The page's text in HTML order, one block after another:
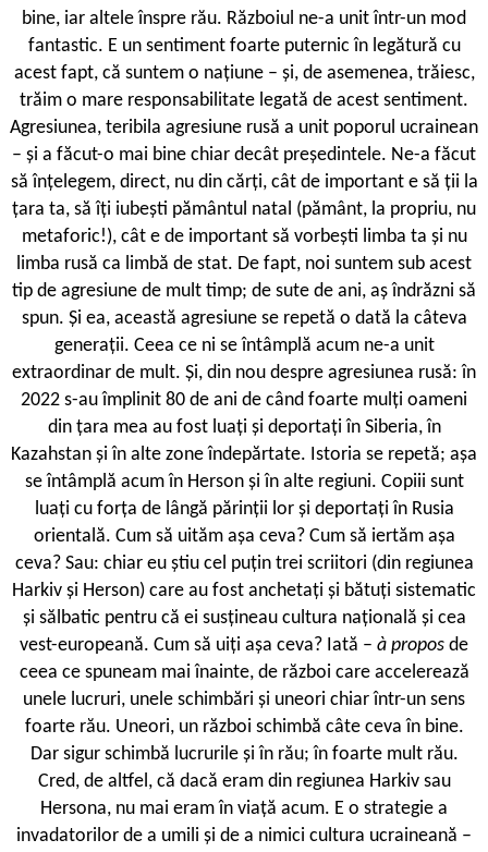
bine, iar altele înspre rău. Războiul ne-a unit într-un mod
fantastic. E un sentiment foarte puternic în legătură cu
acest fapt, că suntem o națiune – și, de asemenea, trăiesc,
trăim o mare responsabilitate legată de acest sentiment.
Agresiunea, teribila agresiune rusă a unit poporul ucrainean
– și a făcut-o mai bine chiar decât președintele. Ne-a făcut
să înțelegem, direct, nu din cărți, cât de important e să ții la
țara ta, să îți iubești pământul natal (pământ, la propriu, nu
metaforic!), cât e de important să vorbești limba ta și nu
limba rusă ca limbă de stat. De fapt, noi suntem sub acest
tip de agresiune de mult timp; de sute de ani, aș îndrăzni să
spun. Și ea, această agresiune se repetă o dată la câteva
generații. Ceea ce ni se întâmplă acum ne-a unit
extraordinar de mult. Și, din nou despre agresiunea rusă: în
2022 s-au împlinit 80 de ani de când foarte mulți oameni
din țara mea au fost luați și deportați în Siberia, în
Kazahstan și în alte zone îndepărtate. Istoria se repetă; așa
se întâmplă acum în Herson și în alte regiuni. Copiii sunt
luați cu forța de lângă părinții lor și deportați în Rusia
orientală. Cum să uităm așa ceva? Cum să iertăm așa
ceva? Sau: chiar eu știu cel puțin trei scriitori (din regiunea
Harkiv și Herson) care au fost anchetați și bătuți sistematic
și sălbatic pentru că ei susțineau cultura națională și cea
vest-europeană. Cum să uiți așa ceva? Iată – à propos de
ceea ce spuneam mai înainte, de război care accelerează
unele lucruri, unele schimbări și uneori chiar într-un sens
foarte rău. Uneori, un război schimbă câte ceva în bine.
Dar sigur schimbă lucrurile și în rău; în foarte mult rău.
Cred, de altfel, că dacă eram din regiunea Harkiv sau
Hersona, nu mai eram în viață acum. E o strategie a
invadatorilor de a umili și de a nimici cultura ucraineană –